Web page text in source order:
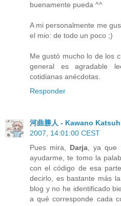
buenamente pueda ^^
A mi personalmente me
el mio: de todo un poco ;)
Me gustó mucho lo de los
general es agradable
cotidianas anécdotas.
Responder
河曲勝人 - Kawano
2007, 14:01:00 CEST
Pues mira, Darja, ya que
ayudarme, te tomo la
con el código de esa
decirlo, es bastante más
blog y no he identificado
a qué corresponde cada